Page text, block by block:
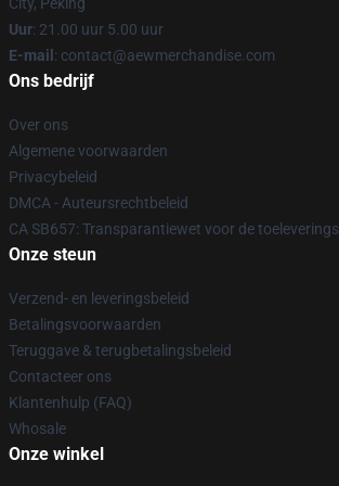
Uur: 21.00 uur 5.00 uur
E-mail : contact@aewmerchandise.com
Ons bedrijf
Over ons
Algemene voorwaarden
Privacybeleid
DMCA - Auteursrechtbeleid
CA SB657: Transparantiewet voor de
Onze steun
Verzend- en leveringsbeleid
Betalingsvoorwaarden
Teruggave & terugbetalingsbeleid
Contacteer ons
Klantenhulp (FAQ)
Whosale
Onze winkel